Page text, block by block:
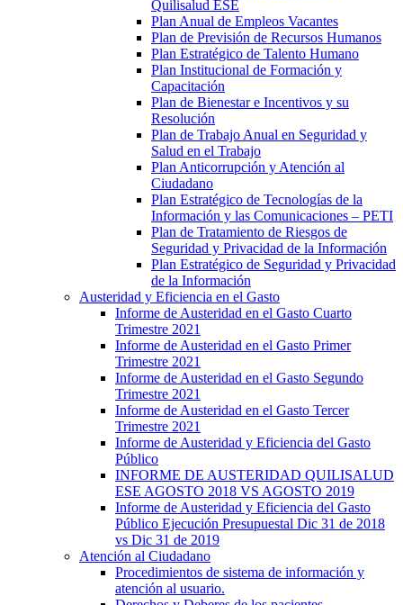
Quilisalud ESE
Plan Anual de Empleos Vacantes
Plan de Previsión de Recursos Humanos
Plan Estratégico de Talento Humano
Plan Institucional de Formación y
Capacitación
Plan de Bienestar e Incentivos y su
Resolución
Plan de Trabajo Anual en Seguridad y
Salud en el Trabajo
Plan Anticorrupción y Atención al
Ciudadano
Plan Estratégico de Tecnologías de la
Información y las Comunicaciones – PETI
Plan de Tratamiento de Riesgos de
Seguridad y Privacidad de la Información
Plan Estratégico de Seguridad y Privacidad
de la Información
Austeridad y Eficiencia en el Gasto
Informe de Austeridad en el Gasto Cuarto
Trimestre 2021
Informe de Austeridad en el Gasto Primer
Trimestre 2021
Informe de Austeridad en el Gasto Segundo
Trimestre 2021
Informe de Austeridad en el Gasto Tercer
Trimestre 2021
Informe de Austeridad y Eficiencia del Gasto
Público
INFORME DE AUSTERIDAD QUILISALUD
ESE AGOSTO 2018 VS AGOSTO 2019
Informe de Austeridad y Eficiencia del Gasto
Público Ejecución Presupuestal Dic 31 de 2018
vs Dic 31 de 2019
Atención al Ciudadano
Procedimientos de sistema de información y
atención al usuario.